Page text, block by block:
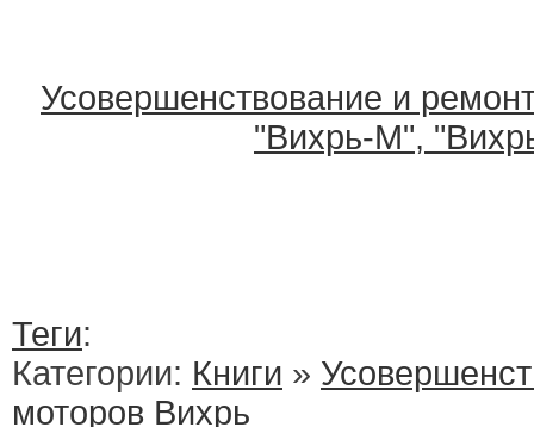
Усовершенствование и
"Вихрь-М",
Теги:
Категории: Книги »
моторов Вихрь